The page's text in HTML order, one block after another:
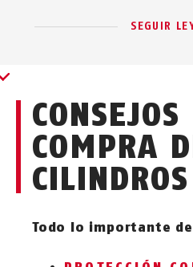
SEGUIR
COMPRA
CILINDROS
Todo lo importante